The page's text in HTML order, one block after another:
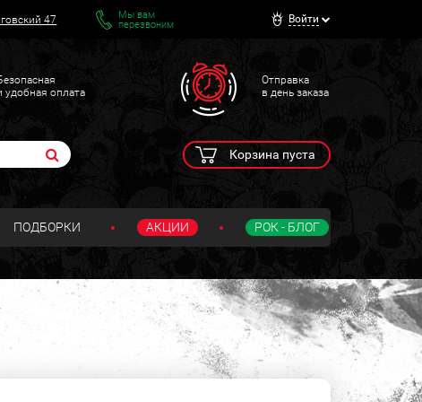
47
Мы вам
перезвоним
Войти
удобная оплата
Отправка
в день заказа
Корзина пуста
ПОДБОРКИ АКЦИИ РОК - БЛОГ